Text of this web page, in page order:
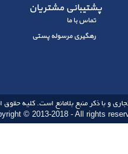
پشتیبانی مشتریان
تماس با ما
رهگیری مرسوله پستی
و با ذکر منبع بلامانع است. کلیه
© 2013-2018 - All rights